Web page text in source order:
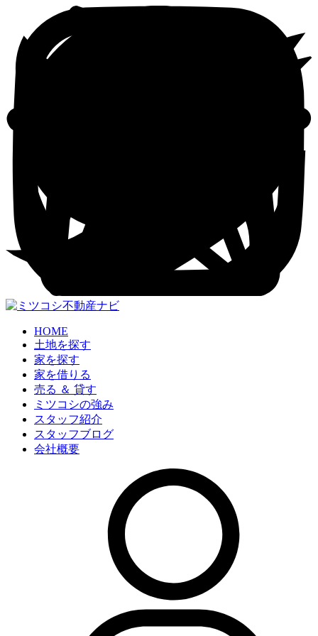
HOME
土地を探す
家を探す
家を借りる
売る ＆ 貸す
ミツコシの強み
スタッフ紹介
スタッフブログ
会社概要